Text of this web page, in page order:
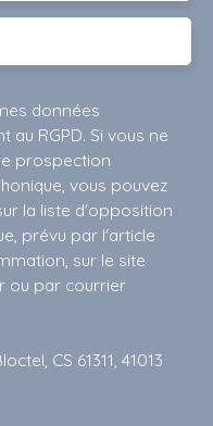
données
RGPD. Si vous ne
prospection
vous pouvez
la liste d'opposition
prévu par l'article
sur le site
ou par courrier
CS 61311, 41013